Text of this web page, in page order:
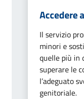
Accedere
Il servizio
minori e
quelle più in
superare le
l’adeguato
genitoriale.